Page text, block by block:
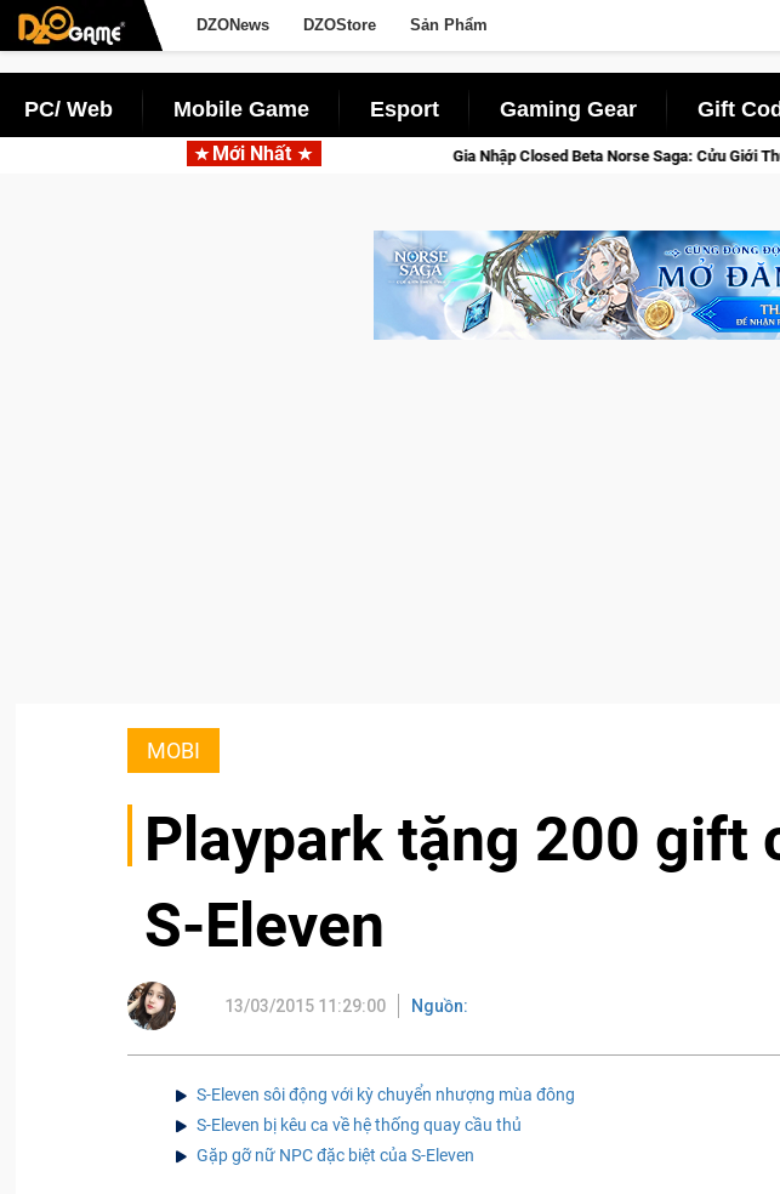
DZONews DZOStore Sản Phẩm
PC/ Web Mobile Game Esport Gaming Gear Gift
Mới Nhất
với tên gọi Palworld Online Gia Nhập Closed Beta Norse Saga: Cửu Giới Thức Tỉnh, Săn DJI
MOBI
Playpark tặng 200 gift
S-Eleven
13/03/2015 11:29:00 Nguồn:
S-Eleven sôi động với kỳ chuyển nhượng mùa đông
S-Eleven bị kêu ca về hệ thống quay cầu thủ
Gặp gỡ nữ NPC đặc biệt của S-Eleven